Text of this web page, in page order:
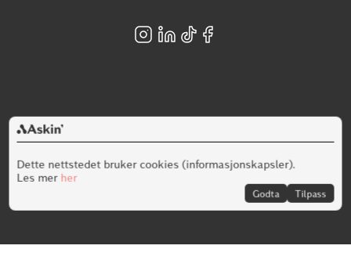
Alt innhold er opphavsrettslig beskyttet © Askin